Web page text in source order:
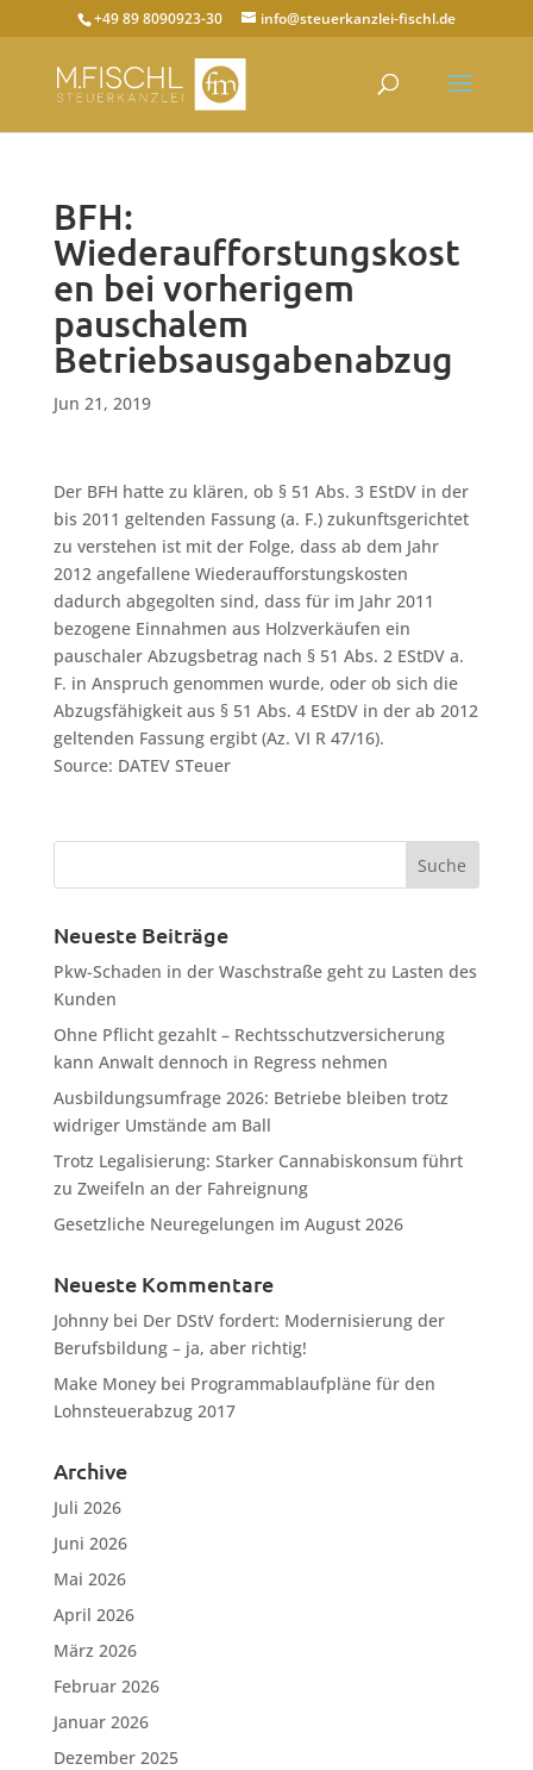
+49 89 8090923-30 info@steuerkanzlei-fischl.de
BFH:
Wiederaufforstungskost
en bei vorherigem
pauschalem
Betriebsausgabenabzug
Jun 21, 2019
Der BFH hatte zu klären, ob § 51 Abs. 3 EStDV in der
bis 2011 geltenden Fassung (a. F.) zukunftsgerichtet
zu verstehen ist mit der Folge, dass ab dem Jahr
2012 angefallene Wiederaufforstungskosten
dadurch abgegolten sind, dass für im Jahr 2011
bezogene Einnahmen aus Holzverkäufen ein
pauschaler Abzugsbetrag nach § 51 Abs. 2 EStDV a.
F. in Anspruch genommen wurde, oder ob sich die
Abzugsfähigkeit aus § 51 Abs. 4 EStDV in der ab 2012
geltenden Fassung ergibt (Az. VI R 47/16).
Source: DATEV STeuer
Neueste Beiträge
Pkw-Schaden in der Waschstraße geht zu Lasten des
Kunden
Ohne Pflicht gezahlt – Rechtsschutzversicherung
kann Anwalt dennoch in Regress nehmen
Ausbildungsumfrage 2026: Betriebe bleiben trotz
widriger Umstände am Ball
Trotz Legalisierung: Starker Cannabiskonsum führt
zu Zweifeln an der Fahreignung
Gesetzliche Neuregelungen im August 2026
Neueste Kommentare
Johnnybei Der DStV fordert: Modernisierung der
Berufsbildung – ja, aber richtig!
Make Moneybei Programmablaufpläne für den
Lohnsteuerabzug 2017
Archive
Juli 2026
Juni 2026
Mai 2026
April 2026
März 2026
Februar 2026
Januar 2026
Dezember 2025